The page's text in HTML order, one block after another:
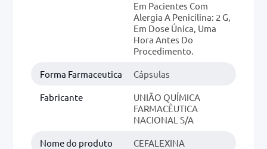
Em Pacientes Com
Alergia A Penicilina: 2 G,
Em Dose Única, Uma
Hora Antes Do
Procedimento.
Forma Farmaceutica Cápsulas
Fabricante
UNIÃO QUÍMICA
FARMACÊUTICA
NACIONAL S/A
Nome do produto CEFALEXINA